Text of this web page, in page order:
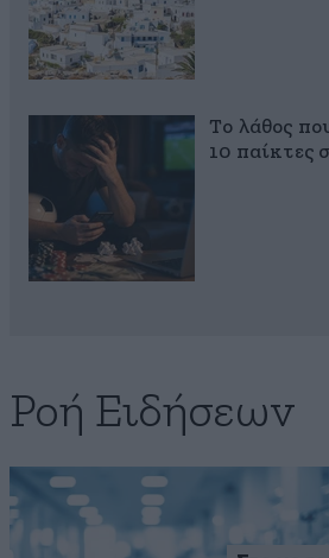
Το λάθος
10 παίκτες
Ροή Ειδήσεων